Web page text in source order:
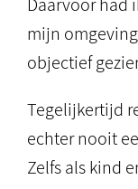
mijn
objectief
Tegelijkertijd
echter nooit
Zelfs als kind